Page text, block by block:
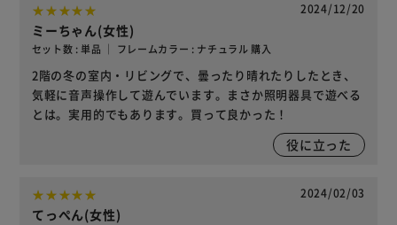
2024/12/20
ミーちゃん(女性)
セット数 : 単品 ｜ フレームカラー : ナチュラル 購入
2階の冬の室内・リビングで、曇ったり晴れたりしたとき、
気軽に音声操作して遊んでいます。まさか照明器具で遊べる
とは。実用的でもあります。買って良かった！
役に立った
2024/02/03
てっぺん(女性)